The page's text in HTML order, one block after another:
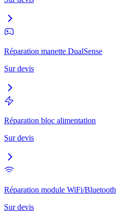
Réparation manette DualSense
Sur devis
Réparation bloc alimentation
Sur devis
Réparation module WiFi/Bluetooth
Sur devis